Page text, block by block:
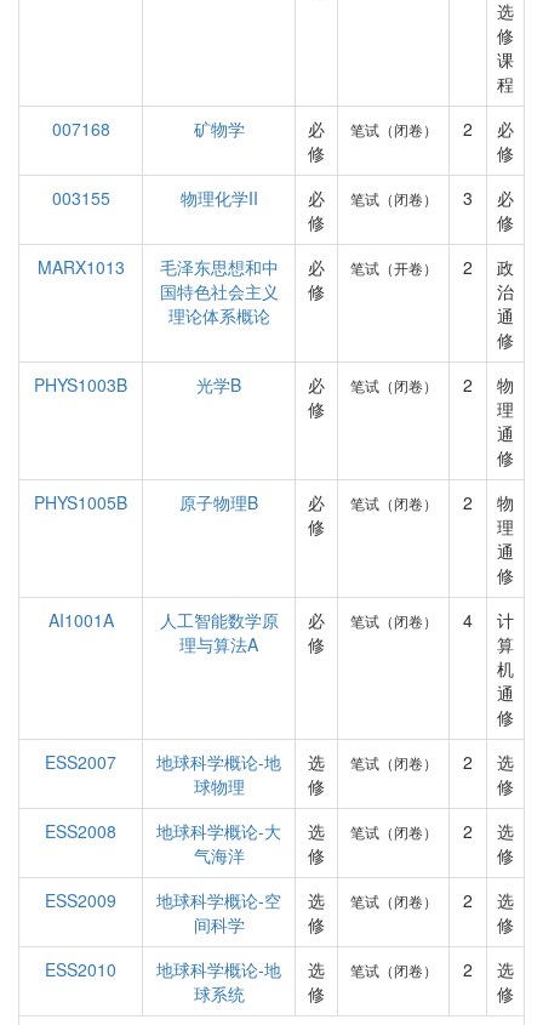
选
修
课
程
007168
矿物学
必
修
笔试（闭卷） 2
必
修
003155
物理化学II
必
修
笔试（闭卷） 3
必
修
MARX1013
毛泽东思想和中
国特色社会主义
理论体系概论
必
修
笔试（开卷） 2
政
治
通
修
PHYS1003B
光学B
必
修
笔试（闭卷） 2
物
理
通
修
PHYS1005B
原子物理B
必
修
笔试（闭卷） 2
物
理
通
修
AI1001A
人工智能数学原
理与算法A
必
修
笔试（闭卷） 4
计
算
机
通
修
ESS2007
地球科学概论-地
球物理
选
修
笔试（闭卷） 2
选
修
ESS2008
地球科学概论-大
气海洋
选
修
笔试（闭卷） 2
选
修
ESS2009
地球科学概论-空
间科学
选
修
笔试（闭卷） 2
选
修
ESS2010
地球科学概论-地
球系统
选
修
笔试（闭卷） 2
选
修